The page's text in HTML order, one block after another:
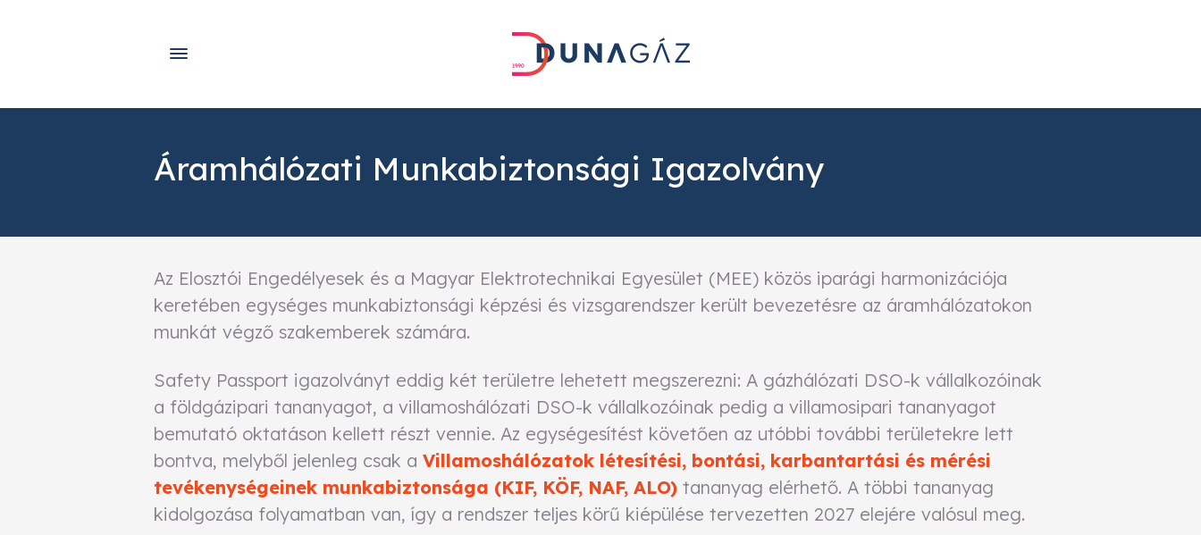
Áramhálózati Munkabiztonsági Igazolvány
Az Elosztói Engedélyesek és a Magyar Elektrotechnikai Egyesület (MEE) közös iparági harmonizációja
keretében egységes munkabiztonsági képzési és vizsgarendszer került bevezetésre az áramhálózatokon
munkát végző szakemberek számára.
Safety Passport igazolványt eddig két területre lehetett megszerezni: A gázhálózati DSO-k vállalkozóinak
a földgázipari tananyagot, a villamoshálózati DSO-k vállalkozóinak pedig a villamosipari tananyagot
bemutató oktatáson kellett részt vennie. Az egységesítést követően az utóbbi további területekre lett
bontva, melyből jelenleg csak a Villamoshálózatok létesítési, bontási, karbantartási és mérési
tevékenységeinek munkabiztonsága (KIF, KÖF, NAF, ALO) tananyag elérhető. A többi tananyag
kidolgozása folyamatban van, így a rendszer teljes körű kiépülése tervezetten 2027 elejére valósul meg.